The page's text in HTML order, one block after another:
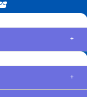
+
+